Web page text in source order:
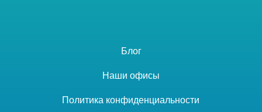
Блог
Наши офисы
Политика конфиденциальности